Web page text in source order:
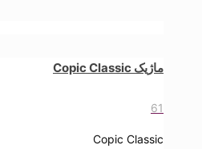
ماژیک Copic Classic
61
Copic Classic